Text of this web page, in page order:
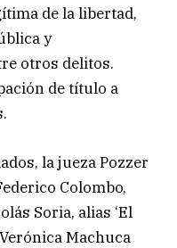
de la libertad,
y
otros delitos.
de título a
la jueza Pozzer
Colombo,
Soria, alias ‘El
Verónica Machuca